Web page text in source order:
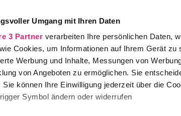
Umgang mit Ihren Daten
3 Partner verarbeiten Ihre persönlichen Daten,
Cookies, um Informationen auf Ihrem Gerät
Werbung und Inhalte, Messungen von
von Angeboten zu ermöglichen. Sie
können Ihre Einwilligung jederzeit über die
Symbol ändern oder widerrufen